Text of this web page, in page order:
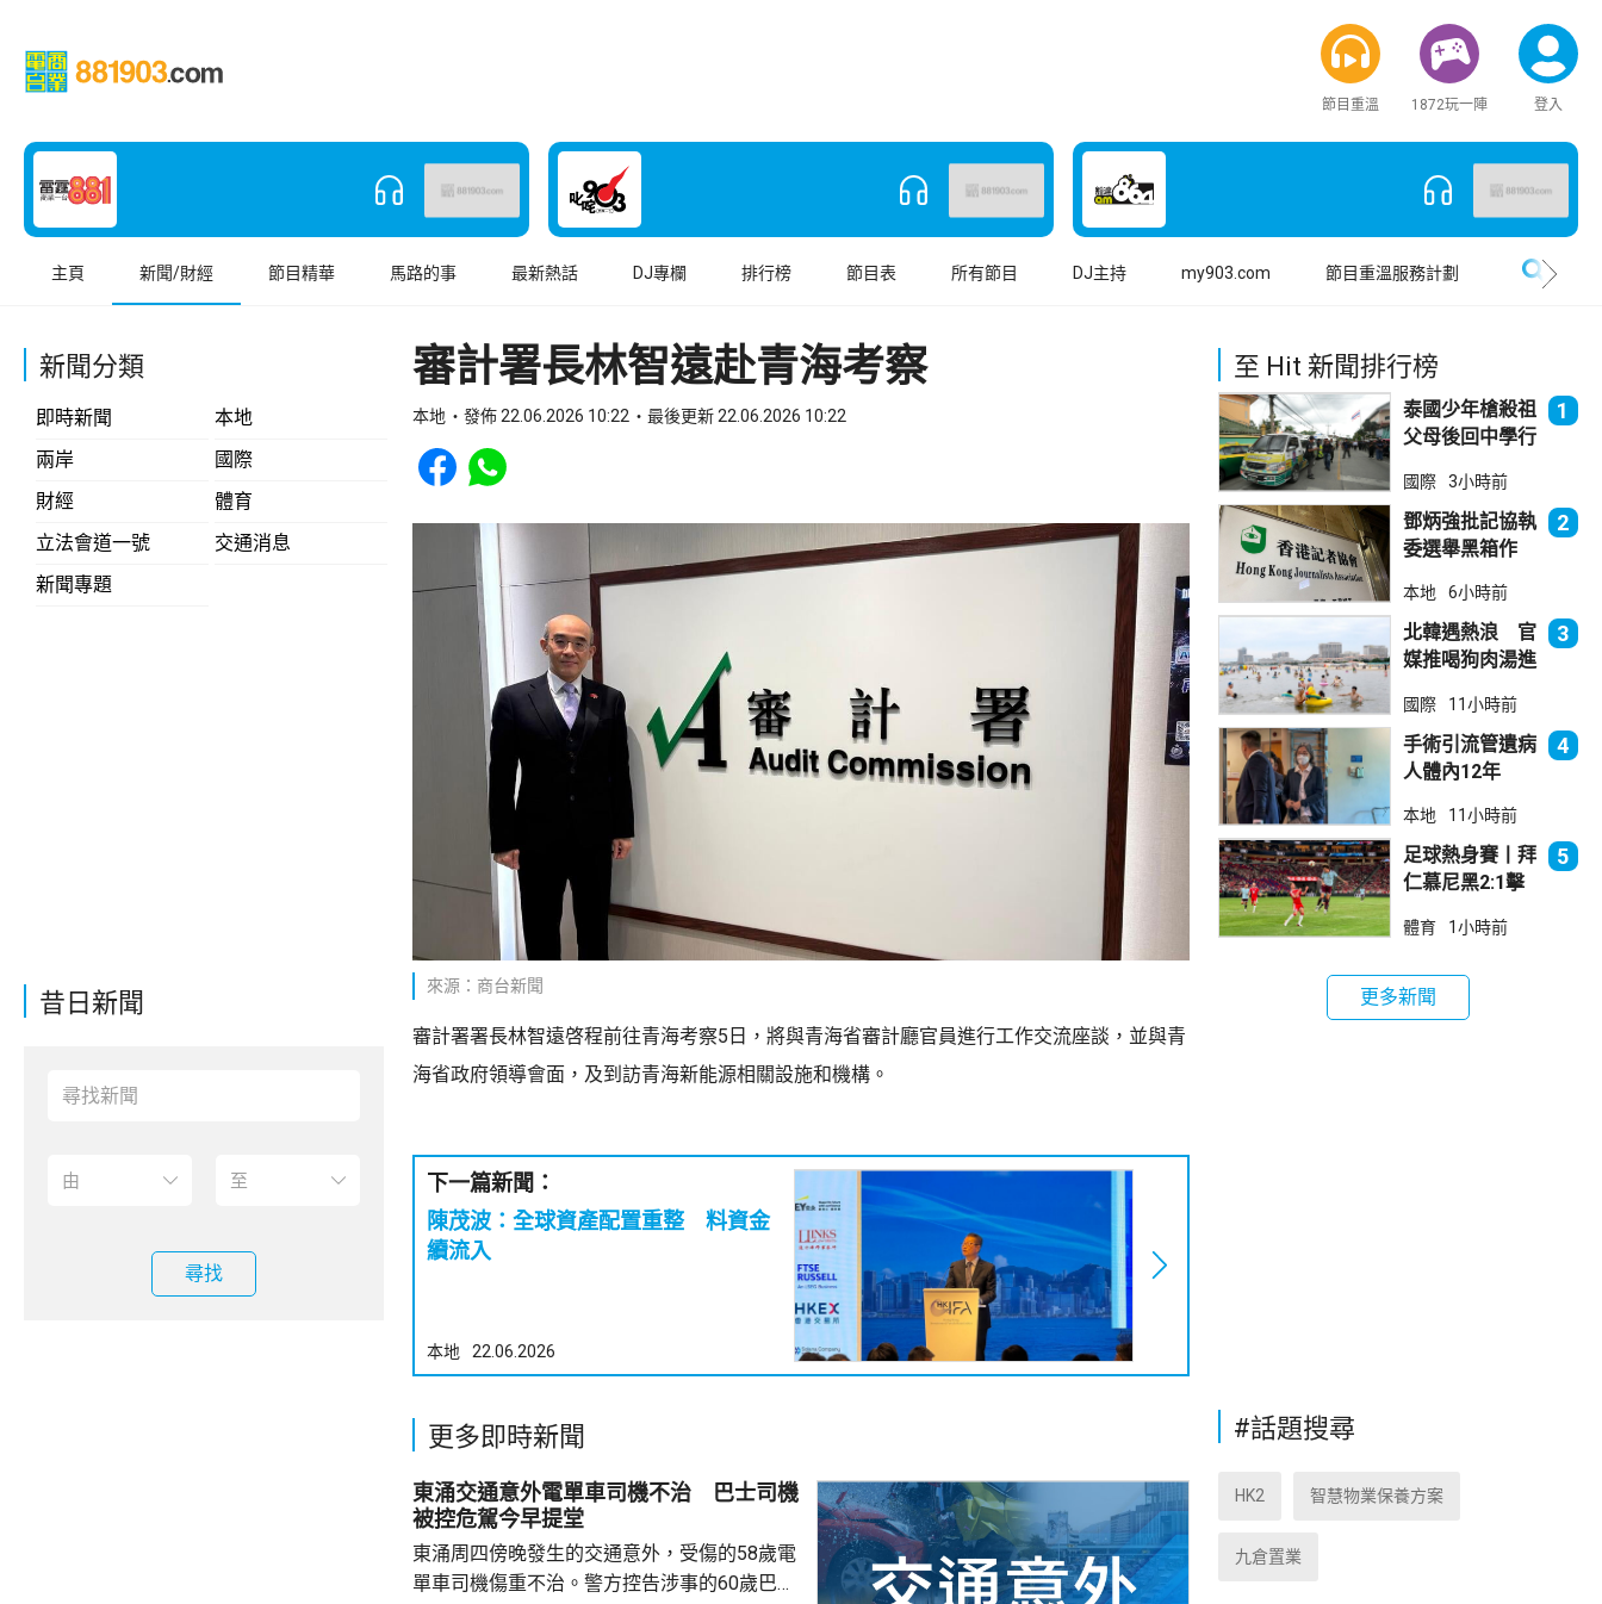
節目重溫 1872玩一陣 登入
主頁 新聞/財經 節目精華 馬路的事 最新熱話 DJ專欄 排行榜 節目表 所有節目 DJ主持 my903.com 節目重溫服務計劃
新聞分類
即時新聞
本地
兩岸
國際
財經
體育
立法會道一號
交通消息
新聞專題
昔日新聞
尋找
審計署長林智遠赴青海考察
本地 發佈 22.06.2026 10:22 最後更新 22.06.2026 10:22
Share to Facebook
Share to WhatsApp
來源：商台新聞
審計署署長林智遠啓程前往青海考察5日，將與青海省審計廳官員進行工作交流座談，並與青
海省政府領導會面，及到訪青海新能源相關設施和機構。
下一篇新聞：
陳茂波：全球資產配置重整 料資金
續流入
本地 22.06.2026
更多即時新聞
東涌交通意外電單車司機不治 巴士司機
被控危駕今早提堂
東涌周四傍晚發生的交通意外，受傷的58歲電
單車司機傷重不治。警方控告涉事的60歲巴士
至 Hit 新聞排行榜
泰國少年槍殺祖
父母後回中學行
死23傷
1
國際 3小時前
鄧炳強批記協執
委選舉黑箱作
國安一定「釘死
你」
2
本地 6小時前
北韓遇熱浪 官
媒推喝狗肉湯進
3
國際 11小時前
手術引流管遺病
人體內12年
業失當除牌1個
月
4
本地 11小時前
足球熱身賽丨拜
仁慕尼黑2:1擊
5
體育 1小時前
更多新聞
#話題搜尋
HK2 智慧物業保養方案
九倉置業